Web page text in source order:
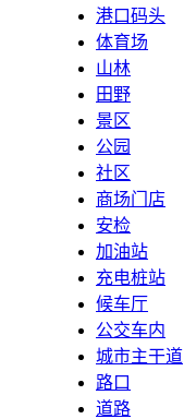
港口码头
体育场
山林
田野
景区
公园
社区
商场门店
安检
加油站
充电桩站
候车厅
公交车内
城市主干道
路口
道路